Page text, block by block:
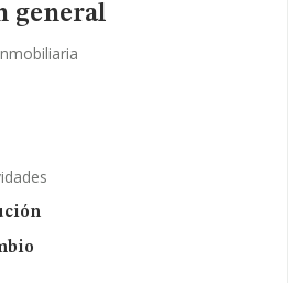
general
publicados sobre la empresa.
y registral complementaria.